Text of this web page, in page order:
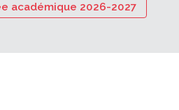
académique 2026-2027